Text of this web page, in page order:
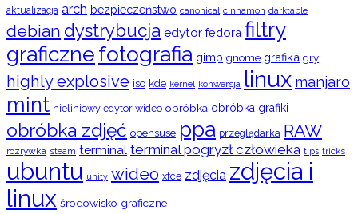
aktualizacja arch bezpieczeństwo canonical cinnamon darktable
debian dystrybucja edytor fedora filtry
graficznefotografia gimp gnome grafika gry
highly explosive iso kde kernel konwersja linux manjaro
mint nieliniowy edytor wideo obróbka obróbka grafiki
obróbka zdjęć opensuse ppa przeglądarka RAW
rozrywka steam terminal terminal pogryzł człowieka tips tricks
ubuntu unity wideo xfce zdjęcia zdjęcia i
linux środowisko graficzne